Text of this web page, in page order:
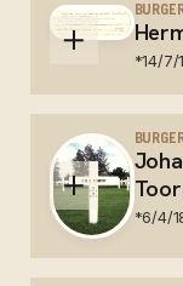
Nederlands
*14/7/
Nederland -
*6/4/
Nederland -